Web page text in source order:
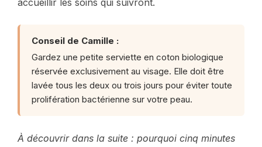
Conseil de Camille :
Gardez une petite serviette en coton biologique
réservée exclusivement au visage. Elle doit être
lavée tous les deux ou trois jours pour éviter toute
prolifération bactérienne sur votre peau.
À découvrir dans la suite : pourquoi cinq minutes